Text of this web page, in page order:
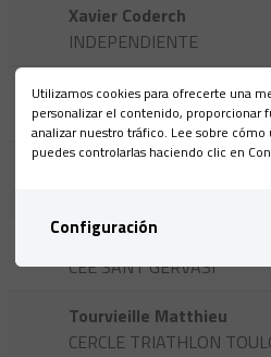
Xavier Coderch
INDEPENDIENTE
Aitor Escauriaza
SALOU TRIATLÓ COSTA
Ignasi Perez Durany
Joan Pérez Sànchez
CEE SANT GERVASI
Tourvieille Matthieu
CERCLE TRIATHLON
Utilizamos cookies para ofrecerte una
personalizar el contenido, proporcionar
analizar nuestro tráfico. Lee sobre cómo
puedes controlarlas haciendo clic en
Configuración